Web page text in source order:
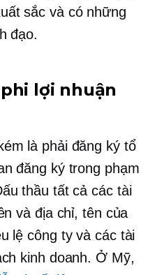
sắc và có những
đạo.
lợi nhuận
là phải đăng ký tổ
đăng ký trong phạm
thầu tất cả các tài
và địa chỉ, tên của
lệ công ty và các tài
kinh doanh. Ở Mỹ,